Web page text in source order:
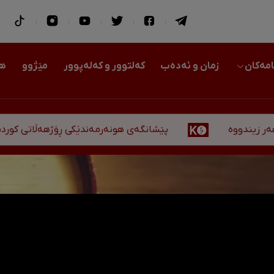
زمان و ئەدەب کەلتوور و کەلەپوور مێژوو
پێشانگەی هونەرمەندێکی ڕۆژهەڵاتی کوردستان لە